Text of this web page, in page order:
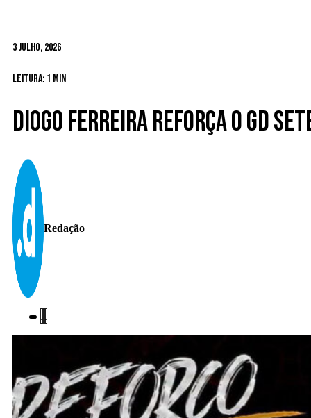
3 Julho, 2026
Leitura: 1 min
Diogo Ferreira reforça o GD
Redação